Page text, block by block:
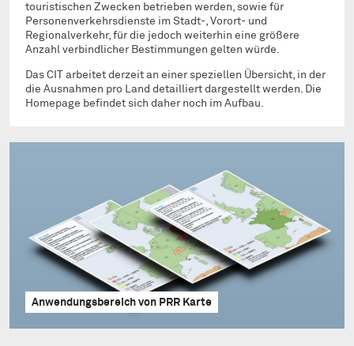
touristischen Zwecken betrieben werden, sowie für
Personenverkehrsdienste im Stadt-, Vorort- und
Regionalverkehr, für die jedoch weiterhin eine größere
Anzahl verbindlicher Bestimmungen gelten würde.
Das CIT arbeitet derzeit an einer speziellen Übersicht, in der
die Ausnahmen pro Land detailliert dargestellt werden. Die
Homepage befindet sich daher noch im Aufbau.
Anwendungsbereich von PRR Karte